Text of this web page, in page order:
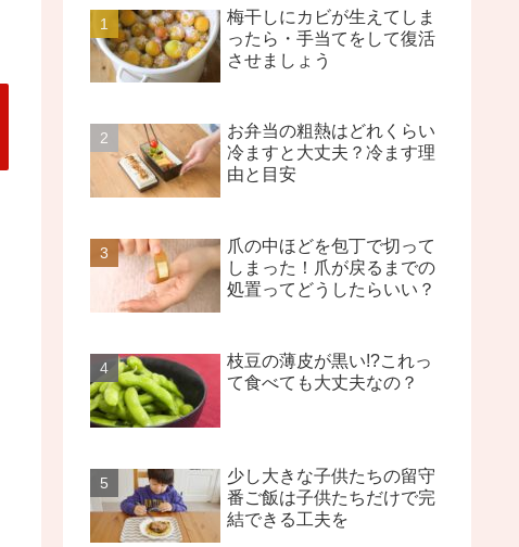
梅干しにカビが生えてしま
ったら・手当てをして復活
させましょう
お弁当の粗熱はどれくらい
冷ますと大丈夫？冷ます理
由と目安
爪の中ほどを包丁で切って
しまった！爪が戻るまでの
処置ってどうしたらいい？
枝豆の薄皮が黒い!?これっ
て食べても大丈夫なの？
少し大きな子供たちの留守
番ご飯は子供たちだけで完
結できる工夫を